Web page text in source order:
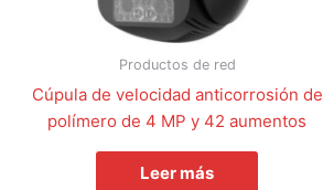
Productos de red
Cúpula de velocidad anticorrosión de
polímero de 4 MP y 42 aumentos
Leer más